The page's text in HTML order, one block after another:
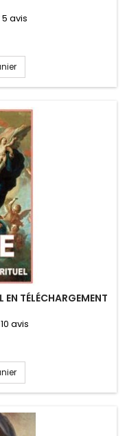
5 avis
TÉLÉCHARGEMENT
10 avis